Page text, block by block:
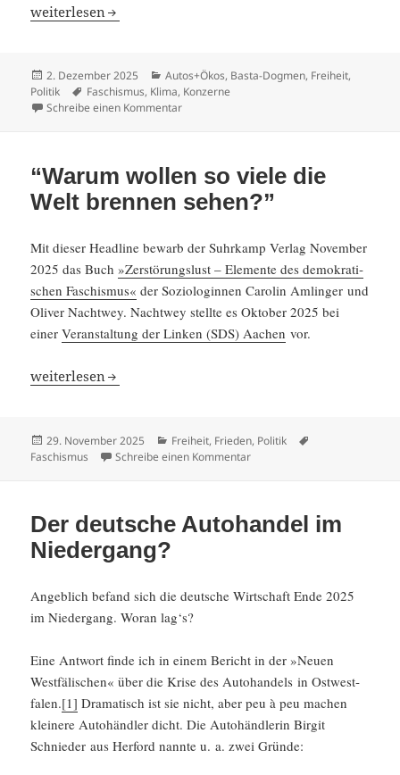
Die direkte Diktatur des fossilen Imperiums in Usa
weiter­lesen
Veröffentlicht
am
2. Dezember 2025 Kategorien
Autos+Ökos, Basta-Dogmen, Freiheit,
Politik
Schlagwörter
Faschismus, Klima, Konzerne
Schreibe einen Kommentarzu Die direkte Diktatur des fossilen
“Warum wollen so viele die
Welt brennen sehen?”
Mit dieser Headline bewarb der Suhrkamp Verlag November
2025 das Buch»Zerstö­rungs­lust – Elemente des demokra­ti­
schen Faschismus« der Sozio­lo­ginnen Carolin Amlinger und
Oliver Nachtwey. Nachtwey stellte es Oktober 2025 bei
einerVeran­stal­tung der Linken (SDS) Aachen vor.
“Warum wollen so viele die Welt brennen sehen?”
weiter­lesen
Veröffentlicht
am
29. November 2025 Kategorien
Freiheit, Frieden, Politik
Faschismus
Schreibe einen Kommentarzu “Warum wollen so viele
Der deutsche Autohandel im
Niedergang?
Angeb­lich befand sich die deutsche Wirtschaft Ende 2025
im Nieder­gang. Woran lag‘s?
Eine Antwort finde ich in einem Bericht in der »Neuen
Westfä­li­schen« über die Krise des Autohan­dels in Ostwest­
falen.[1] Drama­tisch ist sie nicht, aber peu à peu machen
kleinere Autohändler dicht. Die Autohänd­lerin Birgit
Schnieder aus Herford nannte u. a. zwei Gründe: